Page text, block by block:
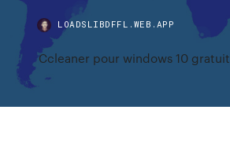
LOADSLIBDFFL.WEB.APP
Ccleaner pour windows 10 gratuit